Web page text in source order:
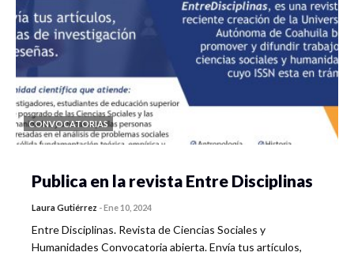
CONVOCATORIAS
Publica en la revista Entre Disciplinas
Laura Gutiérrez -Ene 10, 2024
Entre Disciplinas. Revista de Ciencias Sociales y
Humanidades Convocatoria abierta. Envía tus artículos,